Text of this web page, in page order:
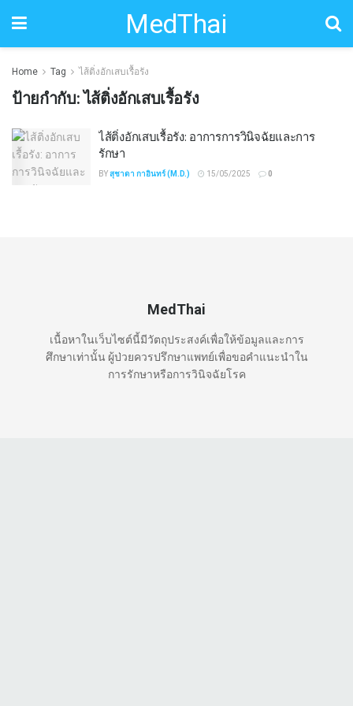
MedThai
Home Tag ไส้ติ่งอักเสบเรื้อรัง
ป้ายกำกับ:ไส้ติ่งอักเสบเรื้อรัง
ไส้ติ่งอักเสบเรื้อรัง: อาการการวินิจฉัยและการ
รักษา
BYสุชาดา กาอินทร์ (M.D.) 15/05/2025 0
MedThai
เนื้อหาในเว็บไซต์นี้มีวัตถุประสงค์เพื่อให้ข้อมูลและการ
ศึกษาเท่านั้น ผู้ป่วยควรปรึกษาแพทย์เพื่อขอคำแนะนำใน
การรักษาหรือการวินิจฉัยโรค